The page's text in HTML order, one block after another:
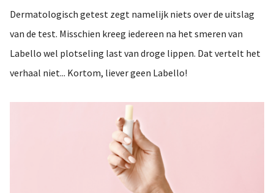
Dermatologisch getest zegt namelijk niets over de uitslag
van de test. Misschien kreeg iedereen na het smeren van
Labello wel plotseling last van droge lippen. Dat vertelt het
verhaal niet... Kortom, liever geen Labello!